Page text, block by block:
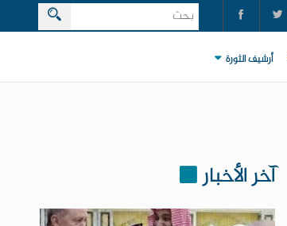
أرشيف الثورة
آخر الأخبار